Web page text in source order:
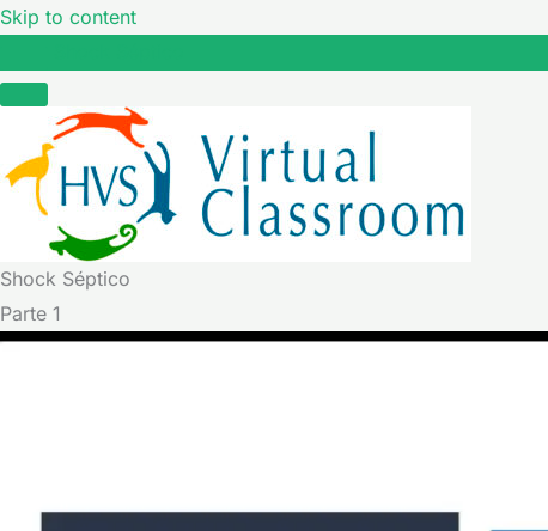
Skip to content
Shock Séptico
Parte 1